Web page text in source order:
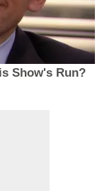
Show's Run?